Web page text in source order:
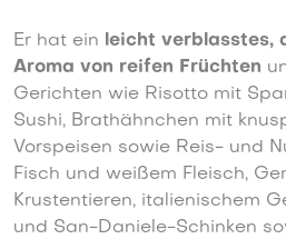
Er hat ein leicht verblasstes,
Aroma von reifen Früchten
Gerichten wie Risotto mit
Sushi, Brathähnchen mit
Vorspeisen sowie Reis- und
Fisch und weißem Fleisch,
Krustentieren, italienischem
und San-Daniele-Schinken